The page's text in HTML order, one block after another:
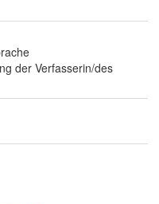
der Verfasserin/des